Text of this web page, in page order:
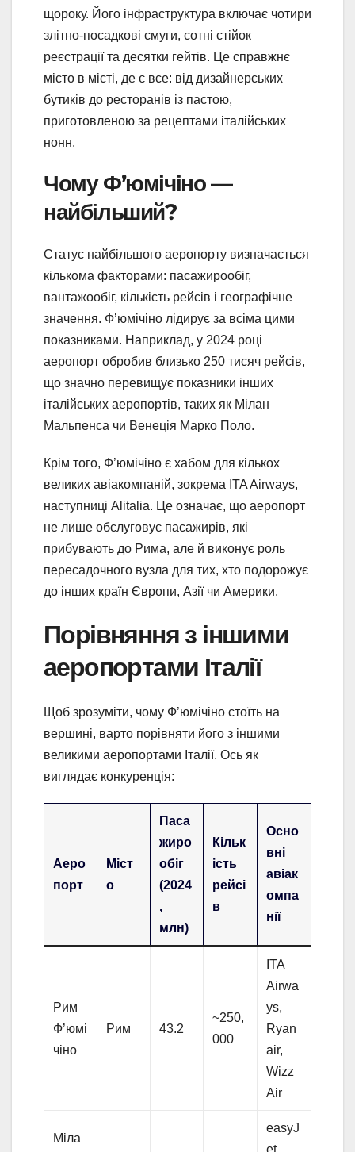
щороку. Його інфраструктура включає чотири
злітно-посадкові смуги, сотні стійок
реєстрації та десятки гейтів. Це справжнє
місто в місті, де є все: від дизайнерських
бутиків до ресторанів із пастою,
приготовленою за рецептами італійських
нонн.
Чому Ф’юмічіно —
найбільший?
Статус найбільшого аеропорту визначається
кількома факторами: пасажирообіг,
вантажообіг, кількість рейсів і географічне
значення. Ф’юмічіно лідирує за всіма цими
показниками. Наприклад, у 2024 році
аеропорт обробив близько 250 тисяч рейсів,
що значно перевищує показники інших
італійських аеропортів, таких як Мілан
Мальпенса чи Венеція Марко Поло.
Крім того, Ф’юмічіно є хабом для кількох
великих авіакомпаній, зокрема ITA Airways,
наступниці Alitalia. Це означає, що аеропорт
не лише обслуговує пасажирів, які
прибувають до Рима, але й виконує роль
пересадочного вузла для тих, хто подорожує
до інших країн Європи, Азії чи Америки.
Порівняння з іншими
аеропортами Італії
Щоб зрозуміти, чому Ф’юмічіно стоїть на
вершині, варто порівняти його з іншими
великими аеропортами Італії. Ось як
виглядає конкуренція:
Аеро
порт
Міст
о
Паса
жиро
обіг
(2024
,
млн)
Кільк
ість
рейсі
в
Осно
вні
авіак
омпа
нії
Рим
Ф’юмі
чіно
Рим 43.2
~250,
000
ITA
Airwa
ys,
Ryan
air,
Wizz
Air
Міла
easyJ
et,